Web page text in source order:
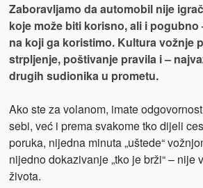
Zaboravljamo da automobil nije
koje može biti korisno, ali i
na koji ga koristimo. Kultura vožnje
strpljenje, poštivanje pravila i –
drugih sudionika u prometu.
Ako ste za volanom, imate
sebi, već i prema svakome tko dijeli
poruka, nijedna minuta „uštede“
nijedno dokazivanje „tko je brži“ – nije
života.